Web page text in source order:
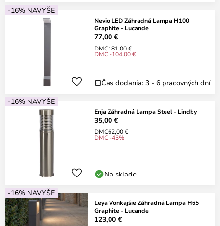
-16% NAVYŠE
Nevio LED Záhradná Lampa H100
Graphite - Lucande
77,00 €
DMC181,00 €
DMC -104,00 €
Čas dodania: 3 - 6 pracovných dní
-16% NAVYŠE
Enja Záhradná Lampa Steel - Lindby
35,00 €
DMC62,00 €
DMC -43%
Na sklade
-16% NAVYŠE
Leya Vonkajšie Záhradná Lampa H65
Graphite - Lucande
123,00 €